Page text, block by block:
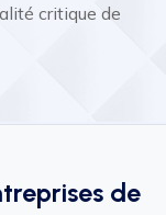
critique de
de